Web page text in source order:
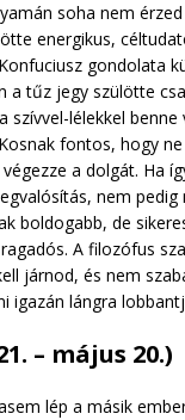
soha nem
energikus,
gondolata
a tűz jegy szülötte
szívvel-lélekkel benne
fontos, hogy
a dolgát. Ha
nem pedig
boldogabb, de
A filozófus
járnod, és nem
igazán lángra
– május 20.)
lép a másik